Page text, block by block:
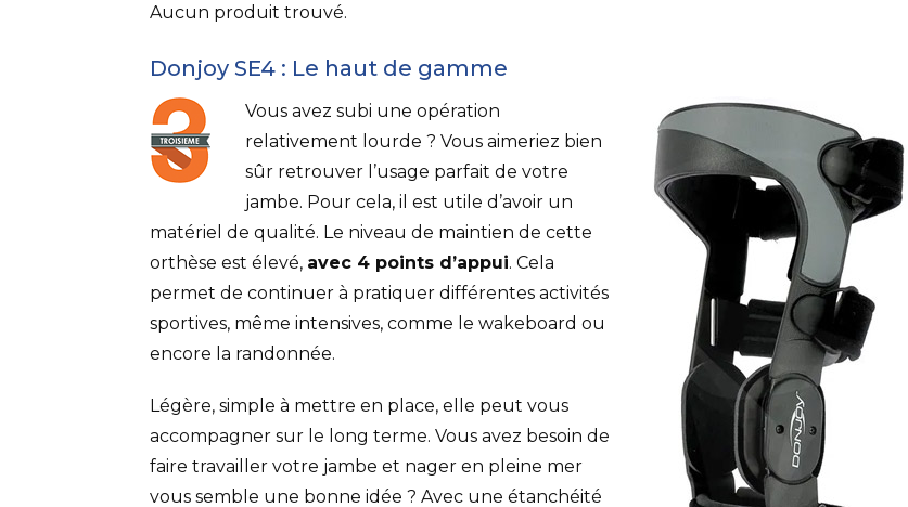
Aucun produit trouvé.
Donjoy SE4 : Le haut de gamme
Vous avez subi une opération
relativement lourde ? Vous aimeriez bien
sûr retrouver l’usage parfait de votre
jambe. Pour cela, il est utile d’avoir un
matériel de qualité. Le niveau de maintien de cette
orthèse est élevé, avec 4 points d’appui. Cela
permet de continuer à pratiquer différentes activités
sportives, même intensives, comme le wakeboard ou
encore la randonnée.
Légère, simple à mettre en place, elle peut vous
accompagner sur le long terme. Vous avez besoin de
faire travailler votre jambe et nager en pleine mer
vous semble une bonne idée ? Avec une étanchéité